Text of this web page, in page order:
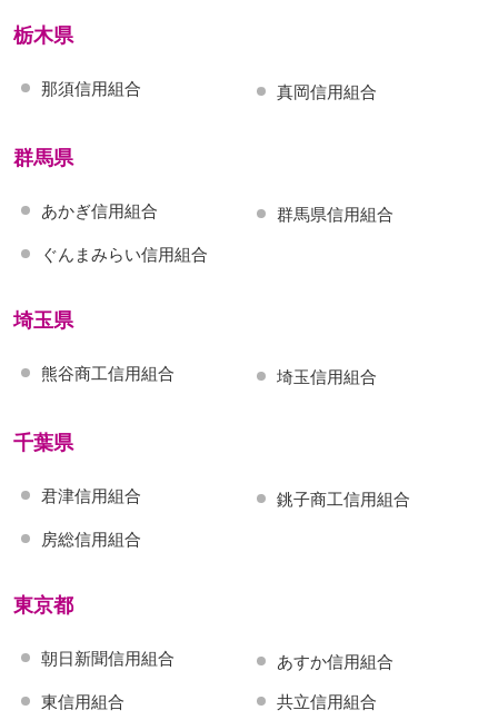
栃木県
那須信用組合 真岡信用組合
群馬県
あかぎ信用組合 群馬県信用組合
ぐんまみらい信用組合
埼玉県
熊谷商工信用組合 埼玉信用組合
千葉県
君津信用組合 銚子商工信用組合
房総信用組合
東京都
朝日新聞信用組合 あすか信用組合
東信用組合 共立信用組合